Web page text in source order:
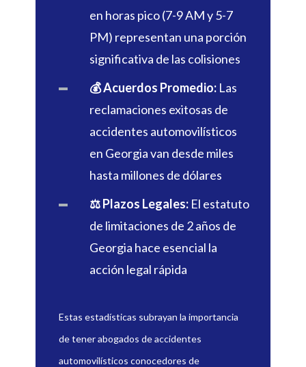
en horas pico (7-9 AM y 5-7
PM) representan una porción
significativa de las colisiones
💰 Acuerdos Promedio: Las
reclamaciones exitosas de
accidentes automovilísticos
en Georgia van desde miles
hasta millones de dólares
⚖️ Plazos Legales: El estatuto
de limitaciones de 2 años de
Georgia hace esencial la
acción legal rápida
Estas estadísticas subrayan la importancia
de tener abogados de accidentes
automovilísticos conocedores de